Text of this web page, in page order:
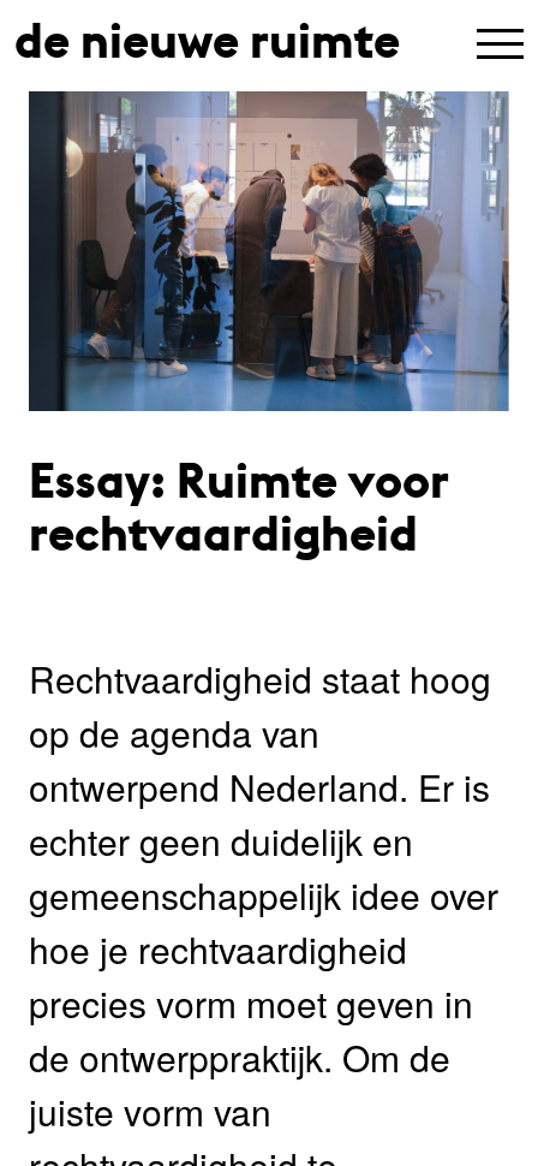
de nieuwe ruimte
Essay: Ruimte voor
rechtvaardigheid
Rechtvaardigheid staat hoog
op de agenda van
ontwerpend Nederland. Er is
echter geen duidelijk en
gemeenschappelijk idee over
hoe je rechtvaardigheid
precies vorm moet geven in
de ontwerppraktijk. Om de
juiste vorm van